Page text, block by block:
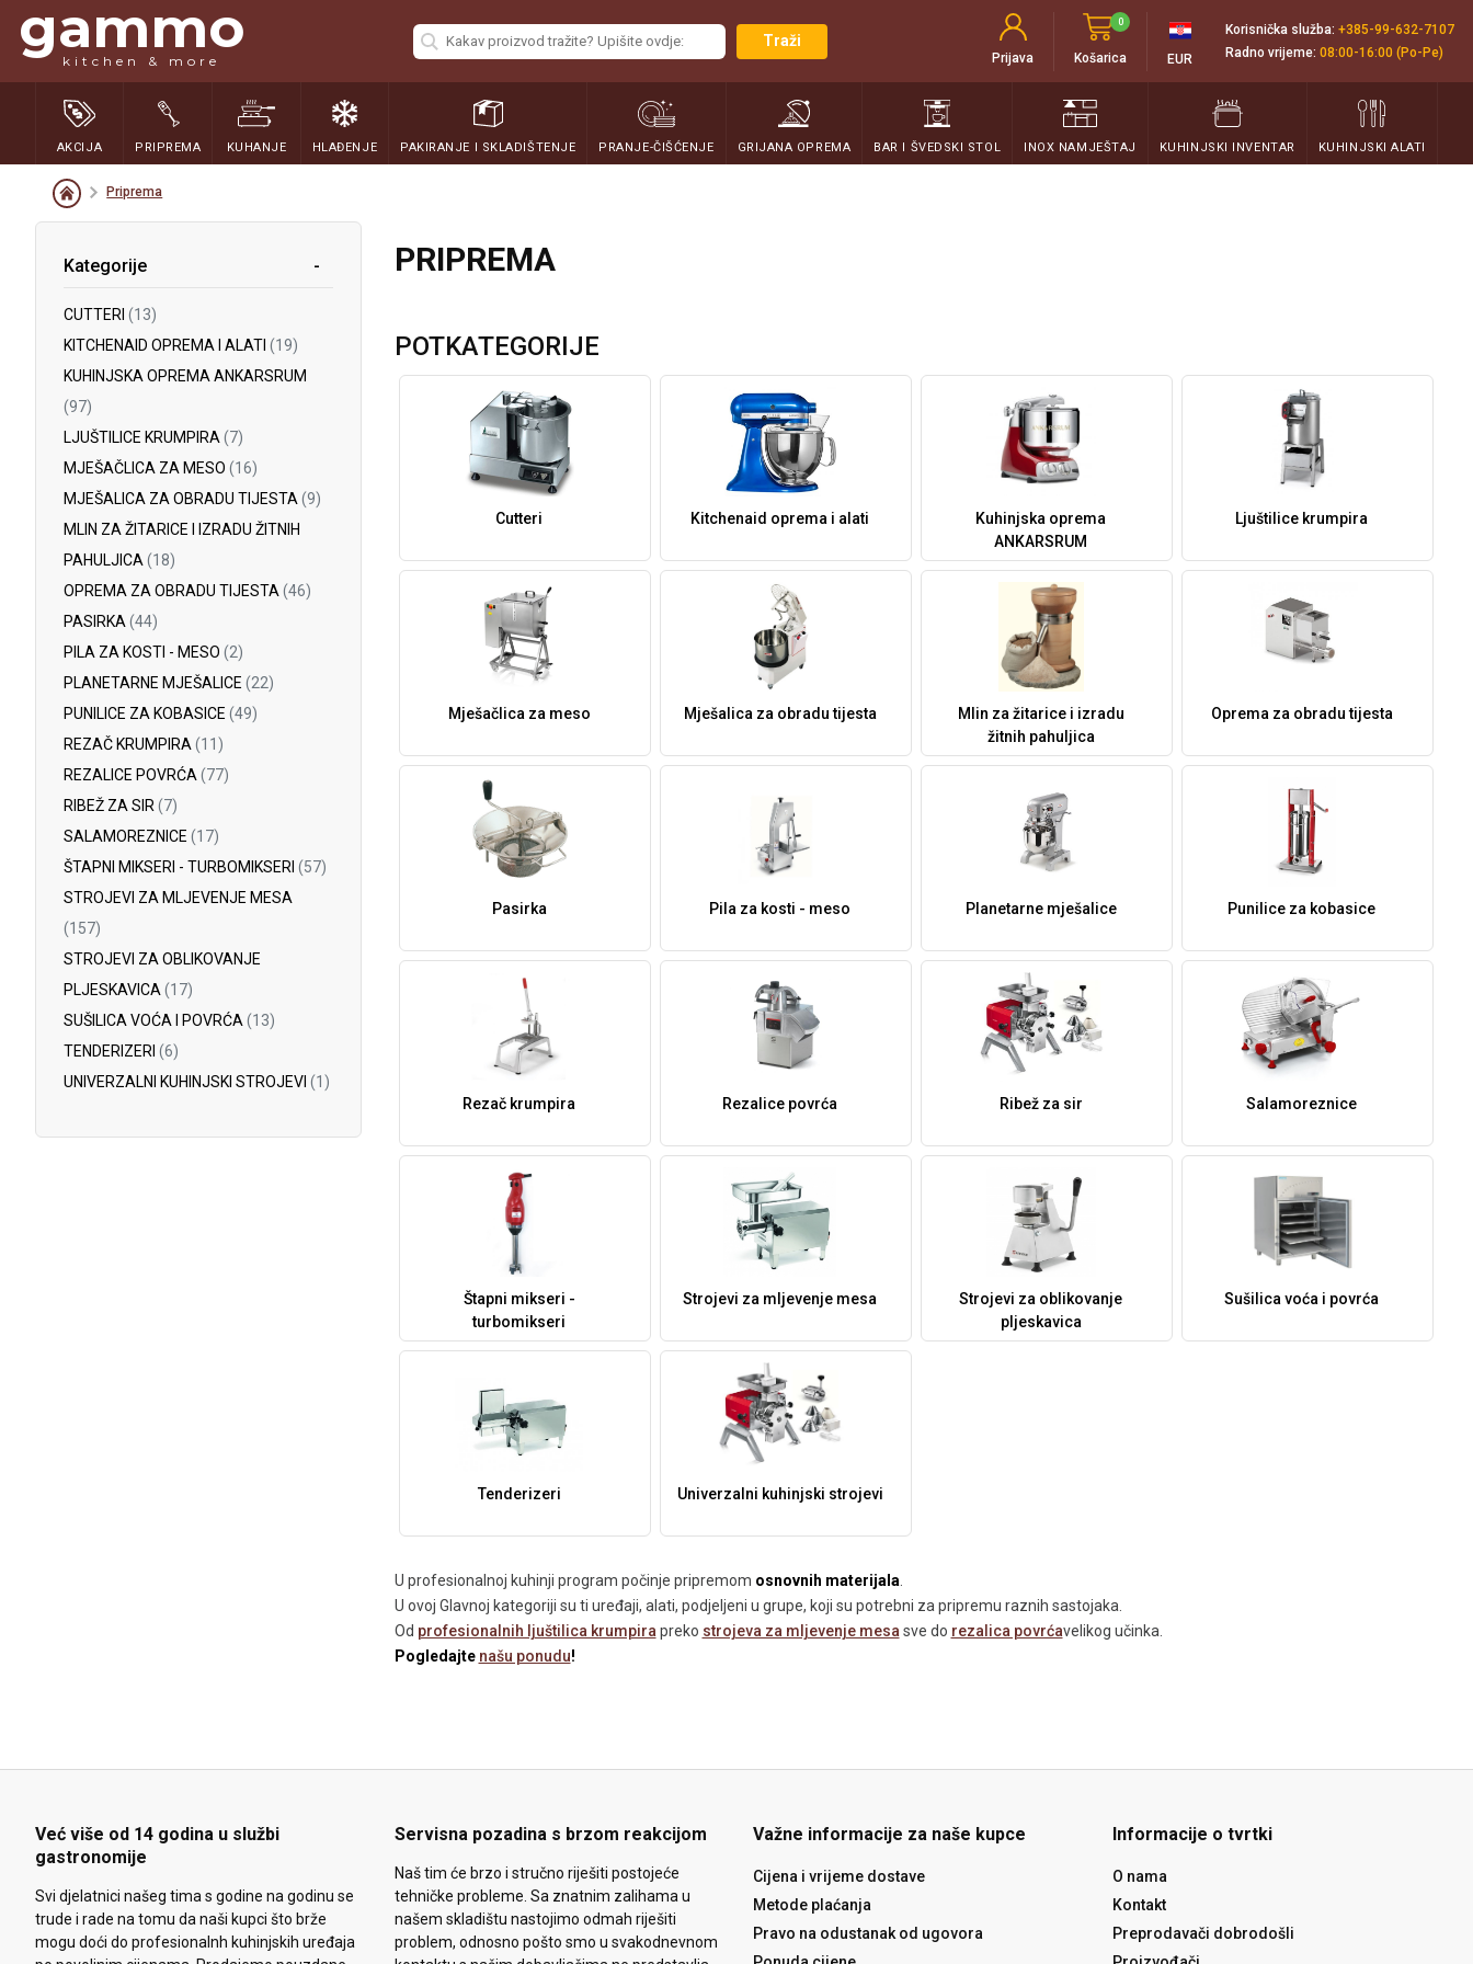
gammo
kitchen & more
Traži
Prijava Košarica
0
EUR
Korisnička služba: +385-99-632-7107
Radno vrijeme: 08:00-16:00 (Po-Pe)
AKCIJA PRIPREMA KUHANJE HLAĐENJE PAKIRANJE I SKLADIŠTENJE PRANJE-ČIŠĆENJE GRIJANA OPREMA BAR I ŠVEDSKI STOL INOX NAMJEŠTAJ KUHINJSKI INVENTAR KUHINJSKI ALATI
Priprema
Kategorije
CUTTERI (13)
KITCHENAID OPREMA I ALATI (19)
KUHINJSKA OPREMA ANKARSRUM
(97)
LJUŠTILICE KRUMPIRA (7)
MJEŠAČLICA ZA MESO (16)
MJEŠALICA ZA OBRADU TIJESTA (9)
MLIN ZA ŽITARICE I IZRADU ŽITNIH
PAHULJICA (18)
OPREMA ZA OBRADU TIJESTA (46)
PASIRKA (44)
PILA ZA KOSTI - MESO (2)
PLANETARNE MJEŠALICE (22)
PUNILICE ZA KOBASICE (49)
REZAČ KRUMPIRA (11)
REZALICE POVRĆA (77)
RIBEŽ ZA SIR (7)
SALAMOREZNICE (17)
ŠTAPNI MIKSERI - TURBOMIKSERI (57)
STROJEVI ZA MLJEVENJE MESA
(157)
STROJEVI ZA OBLIKOVANJE
PLJESKAVICA (17)
SUŠILICA VOĆA I POVRĆA (13)
TENDERIZERI (6)
UNIVERZALNI KUHINJSKI STROJEVI (1)
PRIPREMA
POTKATEGORIJE
Cutteri Kitchenaid oprema i alati
Kuhinjska oprema
ANKARSRUM
Ljuštilice krumpira
Mješačlica za meso Mješalica za obradu tijesta
Mlin za žitarice i izradu
žitnih pahuljica
Oprema za obradu tijesta
Pasirka Pila za kosti - meso Planetarne mješalice Punilice za kobasice
Rezač krumpira Rezalice povrća Ribež za sir Salamoreznice
Štapni mikseri -
turbomikseri
Strojevi za mljevenje mesa
Strojevi za oblikovanje
pljeskavica
Sušilica voća i povrća
Tenderizeri Univerzalni kuhinjski strojevi
U profesionalnoj kuhinji program počinje pripremom osnovnih materijala
U ovoj Glavnoj kategoriji su ti uređaji, alati, podjeljeni u grupe, koji su potrebni za pripremu raznih sastojaka.
Od profesionalnih ljuštilica krumpira preko strojeva za mljevenje mesa sve do rezalica povrćavelikog učinka.
Pogledajte našu ponudu!
Već više od 14 godina u službi
gastronomije
Svi djelatnici našeg tima s godine na godinu se
trude i rade na tomu da naši kupci što brže
mogu doći do profesionalnh kuhinjskih uređaja
Servisna pozadina s brzom reakcijom
Naš tim će brzo i stručno riješiti postojeće
tehničke probleme. Sa znatnim zalihama u
našem skladištu nastojimo odmah riješiti
problem, odnosno pošto smo u svakodnevnom
Važne informacije za naše kupce
Cijena i vrijeme dostave
Metode plaćanja
Pravo na odustanak od ugovora
Informacije o tvrtki
O nama
Kontakt
Preprodavači dobrodošli